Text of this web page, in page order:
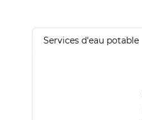
Services d'eau potable